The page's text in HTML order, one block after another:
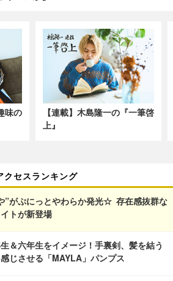
味の
【連載】木島隆一の『一筆啓
上』
クセスランキング
”がぷにっとやわらか発光☆ 存在感抜群な
トが新登場
生＆六年生をイメージ！手裏剣、髪を結う
じさせる「MAYLA」パンプス